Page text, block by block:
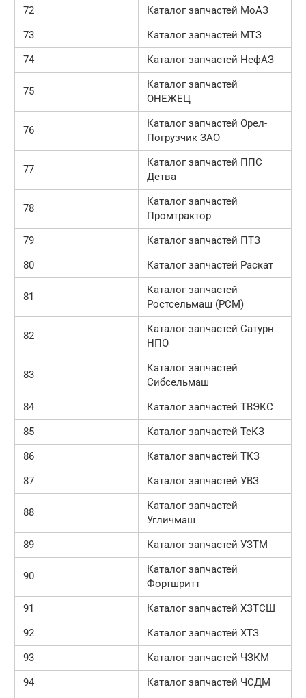
72
Каталог запчастей МоАЗ
73
Каталог запчастей МТЗ
74
Каталог запчастей НефАЗ
75
Каталог запчастей
ОНЕЖЕЦ
76
Каталог запчастей Орел-
Погрузчик ЗАО
77
Каталог запчастей ППС
Детва
78
Каталог запчастей
Промтрактор
79
Каталог запчастей ПТЗ
80
Каталог запчастей Раскат
81
Каталог запчастей
Ростсельмаш (РСМ)
82
Каталог запчастей Сатурн
НПО
83
Каталог запчастей
Сибсельмаш
84
Каталог запчастей ТВЭКС
85
Каталог запчастей ТеКЗ
86
Каталог запчастей ТКЗ
87
Каталог запчастей УВЗ
88
Каталог запчастей
Угличмаш
89
Каталог запчастей УЗТМ
90
Каталог запчастей
Фортшритт
91
Каталог запчастей ХЗТСШ
92
Каталог запчастей ХТЗ
93
Каталог запчастей ЧЗКМ
94
Каталог запчастей ЧСДМ